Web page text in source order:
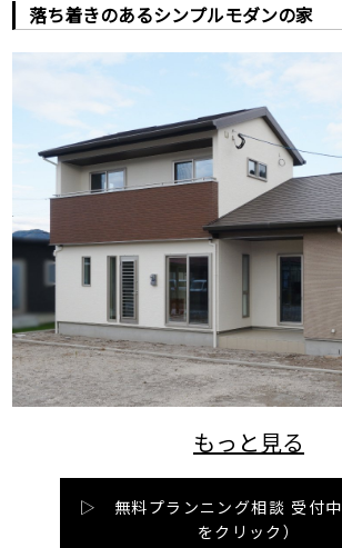
落ち着きのあるシンプルモダンの家
▷ 無料プランニング相談 受付中
をクリック）